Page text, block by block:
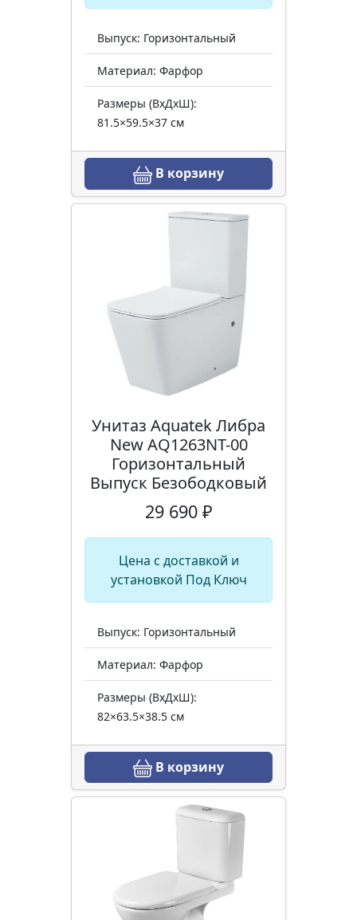
Выпуск: Горизонтальный
Материал: Фарфор
Размеры (ВхДхШ):
81.5×59.5×37 см
В корзину
Унитаз Aquatek Либра
New AQ1263NT-00
Горизонтальный
Выпуск Безободковый
29 690 ₽
Цена с доставкой и
установкой Под Ключ
Выпуск: Горизонтальный
Материал: Фарфор
Размеры (ВхДхШ):
82×63.5×38.5 см
В корзину